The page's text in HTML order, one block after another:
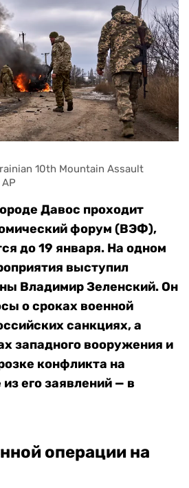
10th Mountain Assault
Давос проходит
форум (ВЭФ),
до 19 января. На одном
выступил
Владимир Зеленский. Он
о сроках военной
санкциях, а
западного вооружения и
конфликта на
его заявлений — в
операции на